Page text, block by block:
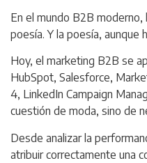
En el mundo B2B
poesía. Y la poesía, aunque
Hoy, el marketing B2B se
HubSpot, Salesforce,
4, LinkedIn Campaign
cuestión de moda, sino de
Desde analizar la
atribuir correctamente una